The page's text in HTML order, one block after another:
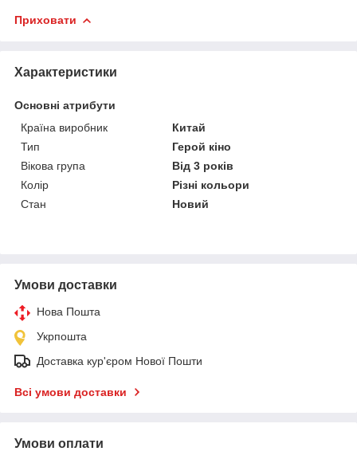
Приховати
Характеристики
Основні атрибути
Країна виробник
Китай
Тип
Герой кіно
Вікова група
Від 3 років
Колір
Різні кольори
Стан
Новий
Умови доставки
Нова Пошта
Укрпошта
Доставка кур'єром Нової Пошти
Всі умови доставки
Умови оплати